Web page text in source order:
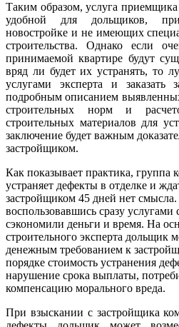
Таким образом, услуга приемщика
удобной для дольщиков,
новостройке и не имеющих
строительства. Однако если
принимаемой квартире будут
вряд ли будет их устранять, то
услугами эксперта и заказать
подробным описанием
строительных норм и
строительных материалов для
заключение будет важным
застройщиком.
Как показывает практика,
устраняет дефекты в отделке и
застройщиком 45 дней нет
воспользовавшись сразу услугами
сэкономили деньги и время. На
строительного эксперта дольщик
денежным требованием к
порядке стоимость устранения
нарушение срока выплаты,
компенсацию морального вреда.
При взыскании с застройщика